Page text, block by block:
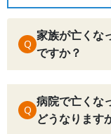
Q
家族が亡くな
ですか？
Q
病院で亡くな
どうなります